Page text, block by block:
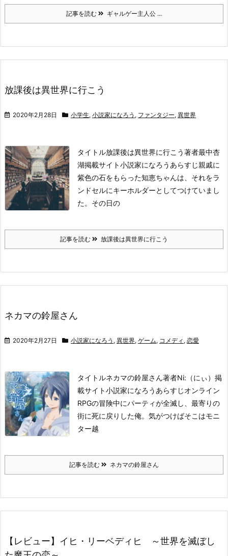
記事を読む ギャルゲー主人公 ...
放課後は異世界に行こう
2020年2月28日 小学生, 小説家になろう , ファンタジー, 異世界
タイトル放課後は異世界に行こう著者最中杏
湖掲載サイト小説家になろう あらすじ親戚に
紫色の石をもらった知恵ちゃんは、それをラ
ンドセルにキーホルダーとしてつけていまし
た。 その日の
記事を読む 放課後は異世界に行こう
ネカマの鈴屋さん
2020年2月27日 小説家になろう , 異世界, ゲーム, コメディ , 恋愛
タイトルネカマの鈴屋さん著者Ni:（にぃ） 掲
載サイト小説家になろう あらすじオンライン
RPGの冒険中にパーティが全滅し、最寄りの
街に死に戻りした俺。 気がつけばそこはモニ
ター越
記事を読む ネカマの鈴屋さん
【レビュー】イヒ・リーベディヒ ～世界を滅ぼし